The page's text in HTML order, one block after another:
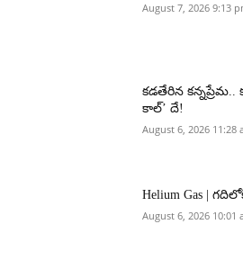
August 7, 2026 9:13
కడతేరిన
కాల్’ దే!
August 6, 2026 11:28
Helium Gas |
August 6, 2026 10:01